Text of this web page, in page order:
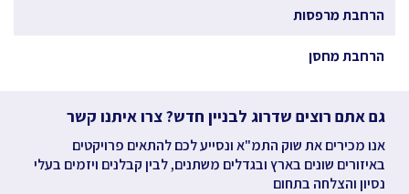
הרחבת מרפסות
הרחבת מחסן
גם אתם רוצים שדרוג לבניין חדש? צרו איתנו קשר
אנו מכירים את שוק התמ"א ונסייע לכם להתאים פרויקטים
באיזורים שונים בארץ ובגדלים משתנים, לבין קבלנים ויזמים בעלי
נסיון והצלחה בתחום